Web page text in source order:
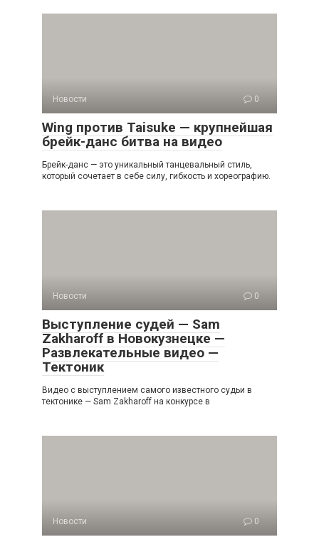
Новости 0
Wing против Taisuke — крупнейшая
брейк-данс битва на видео
Брейк-данс — это уникальный танцевальный стиль,
который сочетает в себе силу, гибкость и хореографию.
Новости 0
Выступление судей — Sam
Zakharoff в Новокузнецке —
Развлекательные видео —
Тектоник
Видео с выступлением самого известного судьи в
тектонике — Sam Zakharoff на конкурсе в
Новости 0